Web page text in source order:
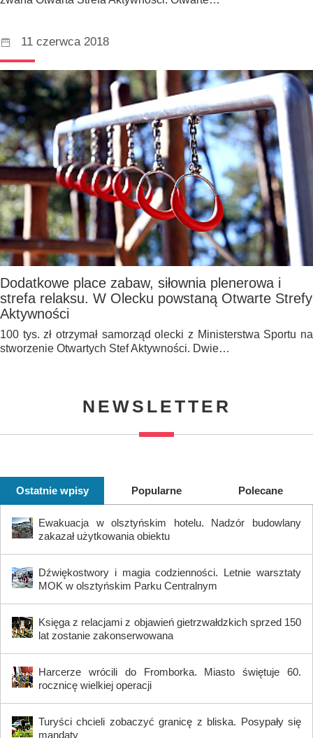
11 czerwca 2018
Dodatkowe place zabaw, siłownia plenerowa i
strefa relaksu. W Olecku powstaną Otwarte Strefy
Aktywności
100 tys. zł otrzymał samorząd olecki z Ministerstwa Sportu na
stworzenie Otwartych Stef Aktywności. Dwie…
NEWSLETTER
Ostatnie wpisy Popularne Polecane
Ewakuacja w olsztyńskim hotelu. Nadzór budowlany
zakazał użytkowania obiektu
Dźwiękostwory i magia codzienności. Letnie warsztaty
MOK w olsztyńskim Parku Centralnym
Księga z relacjami z objawień gietrzwałdzkich sprzed 150
lat zostanie zakonserwowana
Harcerze wrócili do Fromborka. Miasto świętuje 60.
rocznicę wielkiej operacji
Turyści chcieli zobaczyć granicę z bliska. Posypały się
mandaty